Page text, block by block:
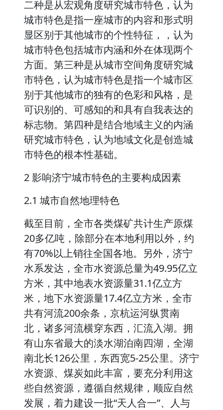
二种是从宏观角度研究城市特色，认为
城市特色是指一座城市的内容和形式明
显区别于其他城市的个性特征，，认为
城市特色包括城市内涵和外在体现两个
方面。第三种是从城市空间角度研究城
市特色，认为城市特色是指一个城市区
别于其他城市的独有的色彩和风格，是
可识别的、可感知的和具有自我表达的
标志物。第四种是结合地域主义的内涵
研究城市特色，认为地域文化是创造城
市特色的根本性基础。
2 影响济宁城市特色的主要构成因素
2.1 城市自然地理特色
截至目前，全市各类煤矿共计生产原煤
20多亿吨，除部分在本地利用以外，约
有70%以上销往全国各地。另外，济宁
水系发达，全市水资源总量为49.95亿立
方米，其中地表水资源量31.1亿立方
米，地下水资源量17.4亿立方米，全市
共有河流200余条，京杭运河纵贯南
北，诸多河流横穿东西，汇流入湖。拥
有山东省最大的淡水湖泊南四湖，全湖
南北长126公里，东西宽5-25公里。济宁
水资源、煤炭如此丰富，要充分利用这
些自然资源，遵循自然规律，顺应自然
发展，着力建设一批“天人合一”、人与